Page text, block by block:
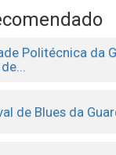
Politécnica da
de Blues da